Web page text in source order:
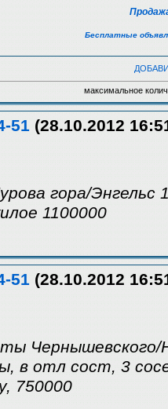
Бесплатные
максимальное
51 (28.10.2012
гора/
1100000
51 (28.10.2012
Чернышевского/
в отл сост, 3
750000